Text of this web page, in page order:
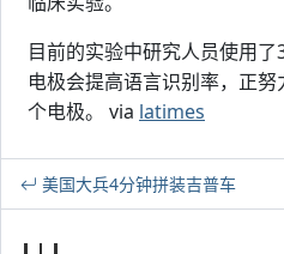
目前的实验中研究人员使用
电极会提高语言识别率，正
个电极。 via latimes
美国大兵4分钟拼装吉普车